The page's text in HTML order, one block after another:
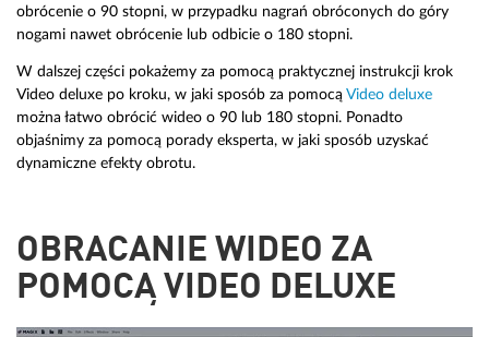
obrócenie o 90 stopni, w przypadku nagrań obróconych do góry
nogami nawet obrócenie lub odbicie o 180 stopni.
W dalszej części pokażemy za pomocą praktycznej instrukcji krok
Video deluxe po kroku, w jaki sposób za pomocą Video deluxe
można łatwo obrócić wideo o 90 lub 180 stopni. Ponadto
objaśnimy za pomocą porady eksperta, w jaki sposób uzyskać
dynamiczne efekty obrotu.
OBRACANIE WIDEO ZA
POMOCĄ VIDEO DELUXE